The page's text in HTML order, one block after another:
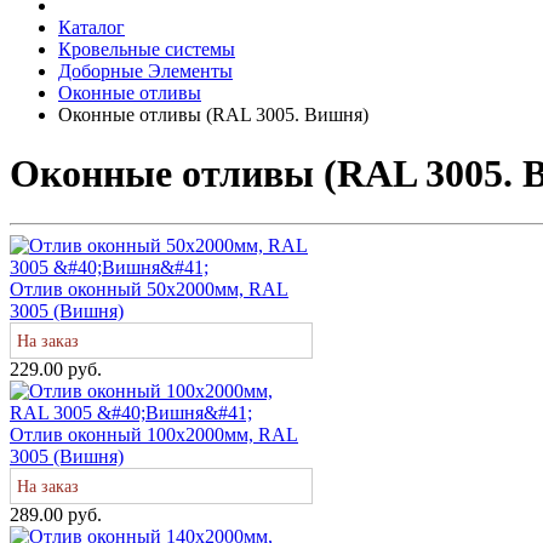
Каталог
Кровельные системы
Доборные Элементы
Оконные отливы
Оконные отливы (RAL 3005. Вишня)
Оконные отливы (RAL 3005.
Отлив оконный 50х2000мм, RAL
3005 (Вишня)
На заказ
229.00 руб.
Отлив оконный 100х2000мм, RAL
3005 (Вишня)
На заказ
289.00 руб.